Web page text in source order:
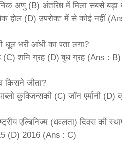
अणु (B) अंतरिक्ष में मिला सबसे
होल (D) उपरोक्त में से कोई नहीं
धूल भरी आंधी का पता लगा?
(C) शनि ग्रह (D) बुध ग्रह (Ans : B)
किसने जीता?
कुक्जिन्सकी (C) जॉन एर्मानी
एल्बिनिज्म (धवलता) दिवस की
(D) 2016 (Ans : C)